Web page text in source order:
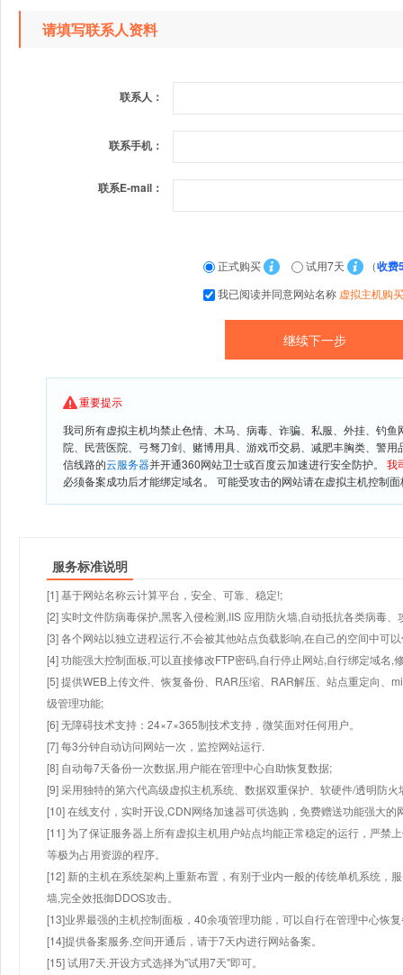
请填写联系人资料
联系人：
联系手机：
联系E-mail：
正式购买 试用7天 （收费
我已阅读并同意网站名称 虚拟主机购
重要提示
我司所有虚拟主机均禁止色情、木马、病毒、诈骗、私服、外挂、钓
院、民营医院、弓驽刀剑、赌博用具、游戏币交易、减肥丰胸类、警
信线路的云服务器并开通360网站卫士或百度云加速进行安全防护。 我
必须备案成功后才能绑定域名。 可能受攻击的网站请在虚拟主机控制
服务标准说明
[1] 基于网站名称云计算平台，安全、可靠、稳定!;
[2] 实时文件防病毒保护,黑客入侵检测,IIS 应用防火墙,自动抵抗各类病毒、
[3] 各个网站以独立进程运行,不会被其他站点负载影响,在自己的空间中可
[4] 功能强大控制面板,可以直接修改FTP密码,自行停止网站,自行绑定域名,
[5] 提供WEB上传文件、恢复备份、RAR压缩、RAR解压、站点重定向、
级管理功能;
[6] 无障碍技术支持：24×7×365制技术支持，微笑面对任何用户。
[7] 每3分钟自动访问网站一次，监控网站运行.
[8] 自动每7天备份一次数据,用户能在管理中心自助恢复数据;
[9] 采用独特的第六代高级虚拟主机系统、数据双重保护、软硬件/透明防火
[10] 在线支付，实时开设,CDN网络加速器可供选购，免费赠送功能强大
[11] 为了保证服务器上所有虚拟主机用户站点均能正常稳定的运行，严禁
等极为占用资源的程序。
[12] 新的主机在系统架构上重新布置，有别于业内一般的传统单机系统，
墙,完全效抵御DDOS攻击。
[13]业界最强的主机控制面板，40余项管理功能，可以自行在管理中心恢
[14]提供备案服务,空间开通后，请于7天内进行网站备案。
[15] 试用7天.开设方式选择为"试用7天"即可。